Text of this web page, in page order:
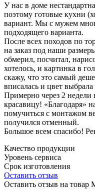
У нас в доме
поэтому готовые кухни
вариант. Мы с мужем
подходящего варианта.
После всех походов по
на заказ под наши
обмерил, посчитал,
хотелось, и картинка в
скажу, что это самый
вписалась и цвет
Примерно через 2
красавицу! «Благодаря»
помучиться с монтажом
получился отменный.
Большое всем спасибо!
Качество продукции
Уровень сервиса
Срок изготовления
Оставить отзыв
Оставить отзыв на товар